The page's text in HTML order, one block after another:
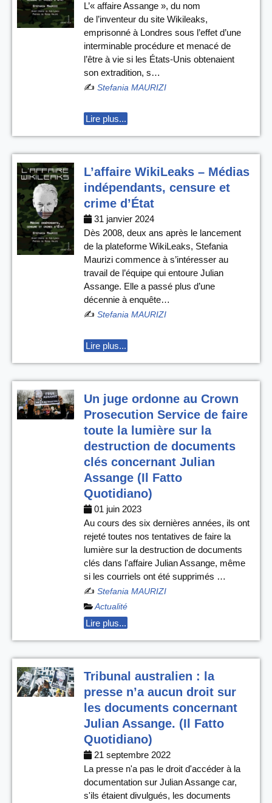
L’« affaire Assange », du nom
de l’inventeur du site Wikileaks,
emprisonné à Londres sous l’effet d’une
interminable procédure et menacé de
l’être à vie si les États-Unis obtenaient
son extradition, s…
✍️ Stefania MAURIZI
Lire plus...
L’affaire WikiLeaks – Médias
indépendants, censure et
crime d’État
31 janvier 2024
Dès 2008, deux ans après le lancement
de la plateforme WikiLeaks, Stefania
Maurizi commence à s’intéresser au
travail de l’équipe qui entoure Julian
Assange. Elle a passé plus d’une
décennie à enquête…
✍️ Stefania MAURIZI
Lire plus...
Un juge ordonne au Crown
Prosecution Service de faire
toute la lumière sur la
destruction de documents
clés concernant Julian
Assange (Il Fatto
Quotidiano)
01 juin 2023
Au cours des six dernières années, ils ont
rejeté toutes nos tentatives de faire la
lumière sur la destruction de documents
clés dans l'affaire Julian Assange, même
si les courriels ont été supprimés …
✍️ Stefania MAURIZI
Actualité
Lire plus...
Tribunal australien : la
presse n’a aucun droit sur
les documents concernant
Julian Assange. (Il Fatto
Quotidiano)
21 septembre 2022
La presse n'a pas le droit d'accéder à la
documentation sur Julian Assange car,
s'ils étaient divulgués, les documents